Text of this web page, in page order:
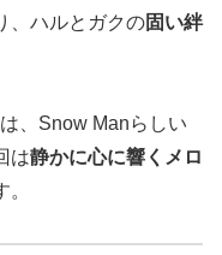
、ハルとガクの固い絆
、Snow Manらしい
は静かに心に響くメロ